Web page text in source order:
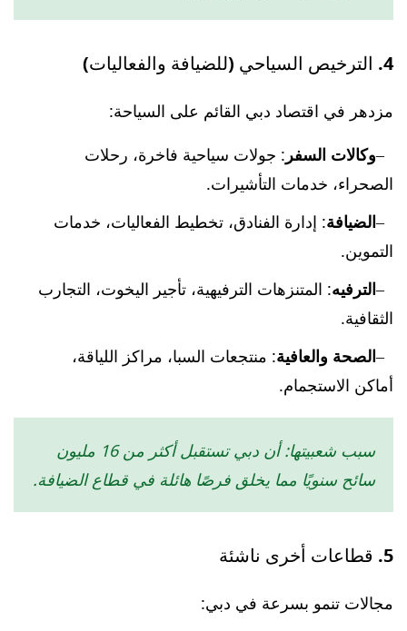
4. الترخيص السياحي (للضيافة والفعاليات)
مزدهر في اقتصاد دبي القائم على السياحة:
وكالات السفر : جولات سياحية فاخرة، رحلات
الصحراء، خدمات التأشيرات.
الضيافة: إدارة الفنادق، تخطيط الفعاليات، خدمات
التموين.
الترفيه: المتنزهات الترفيهية، تأجير اليخوت، التجارب
الثقافية.
الصحة والعافية: منتجعات السبا، مراكز اللياقة،
أماكن الاستجمام.
سبب شعبيتها: أن دبي تستقبل أكثر من 16 مليون
سائح سنويًا مما يخلق فرصًا هائلة في قطاع الضيافة.
5. قطاعات أخرى ناشئة
مجالات تنمو بسرعة في دبي: